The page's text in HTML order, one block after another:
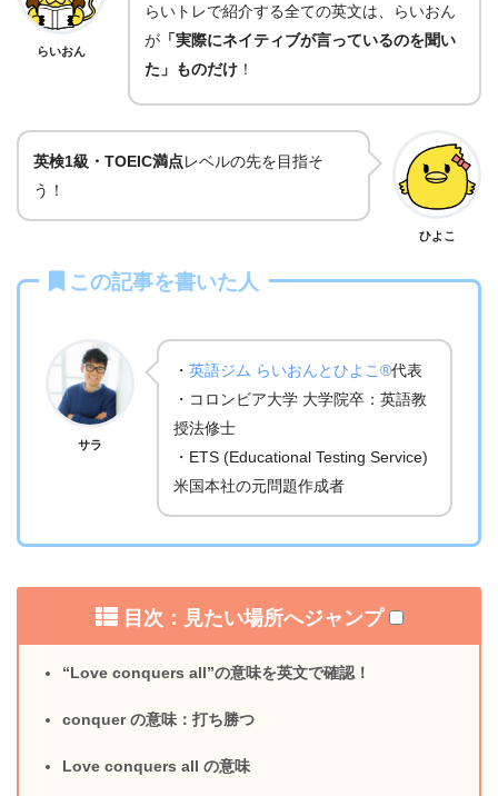
らいおん
らいトレで紹介する全ての英文は、らいおん
が 「実際にネイティブが言っているのを聞い
た」ものだけ ！
英検1級・TOEIC満点レベルの先を目指そ
う！
ひよこ
この記事を書いた人
サラ
・ 英語ジム らいおんとひよこ®代表
・コロンビア大学 大学院卒：英語教
授法修士
・ETS (Educational Testing Service)
米国本社の元問題作成者
目次：見たい場所へジャンプ
“Love conquers all”の意味を英文で確認！
conquer の意味：打ち勝つ
Love conquers all の意味